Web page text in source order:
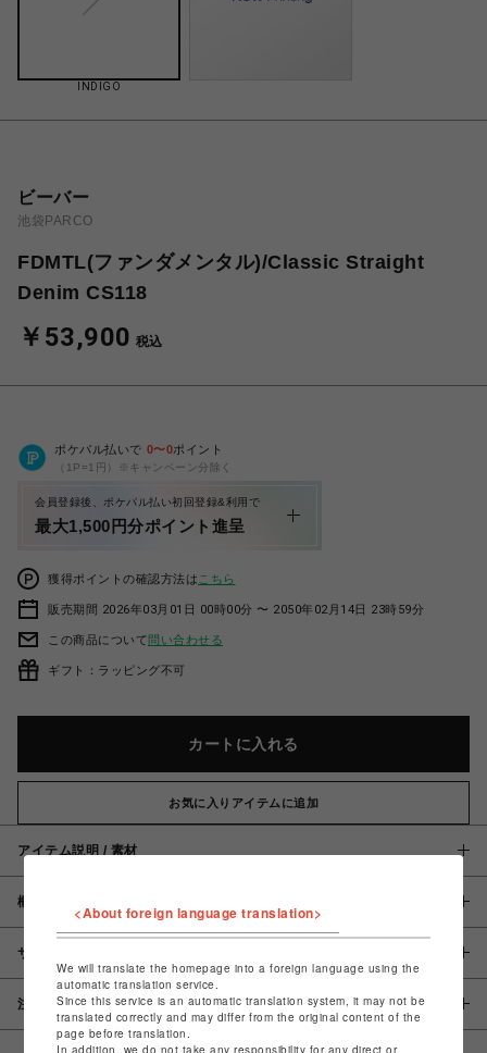
INDIGO
ビーバー
池袋PARCO
FDMTL(ファンダメンタル)/Classic Straight
Denim CS118
￥53,900 税込
ポケパル払いで 0〜0ポイント
（1P=1円）※キャンペーン分除く
会員登録後、ポケパル払い初回登録&利用で
最大1,500円分ポイント進呈
獲得ポイントの確認方法は こちら
販売期間 2026年03月01日 00時00分 〜 2050年02月14日 23時59分
この商品について問い合わせる
ギフト：ラッピング不可
カートに入れる
お気に入りアイテムに追加
アイテム説明 / 素材
概要
サイズ
注意事項
<About foreign language translation>
We will translate the homepage into a foreign language using the
automatic translation service.
Since this service is an automatic translation system, it may not be
translated correctly and may differ from the original content of the
page before translation.
In addition, we do not take any responsibility for any direct or